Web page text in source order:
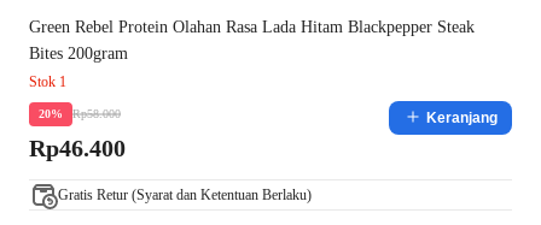
Green Rebel Protein Olahan Rasa Lada Hitam Blackpepper Steak
Bites 200gram
Stok 1
20% Rp58.000
Rp46.400
Keranjang
Gratis Retur (Syarat dan Ketentuan Berlaku)